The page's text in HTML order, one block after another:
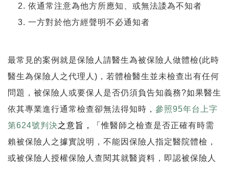
依通常注意為他方所應知、或無法諉為不知者
一方對於他方經聲明不必通知者
最常見的案例就是保險人請醫生為被保險人做體檢(此時
醫生為保險人之代理人)，若體檢醫生並未檢查出有任何
問題，被保險人或要保人是否仍須負告知義務?如果醫生
依其專業進行通常檢查卻無法得知時， 參照95年台上字
第624號判決之意旨，「惟醫師之檢查是否正確有時需
賴被保險人之據實說明，不能因保險人指定醫院體檢，
或被保險人授權保險人查閱其就醫資料，即認被保險人